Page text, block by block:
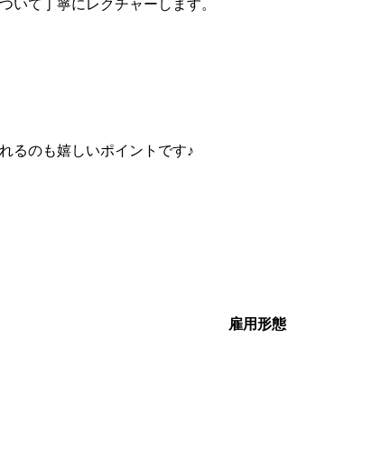
いて丁寧にレクチャーします。
るのも嬉しいポイントです♪
雇用形態